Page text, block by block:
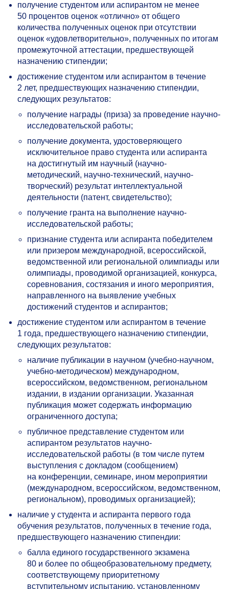
получение студентом или аспирантом не менее
50 процентов оценок «отлично» от общего
количества полученных оценок при отсутствии
оценок «удовлетворительно», полученных по итогам
промежуточной аттестации, предшествующей
назначению стипендии;
достижение студентом или аспирантом в течение
2 лет, предшествующих назначению стипендии,
следующих результатов:
получение награды (приза) за проведение научно-
исследовательской работы;
получение документа, удостоверяющего
исключительное право студента или аспиранта
на достигнутый им научный (научно-
методический, научно-технический, научно-
творческий) результат интеллектуальной
деятельности (патент, свидетельство);
получение гранта на выполнение научно-
исследовательской работы;
признание студента или аспиранта победителем
или призером международной, всероссийской,
ведомственной или региональной олимпиады или
олимпиады, проводимой организацией, конкурса,
соревнования, состязания и иного мероприятия,
направленного на выявление учебных
достижений студентов и аспирантов;
достижение студентом или аспирантом в течение
1 года, предшествующего назначению стипендии,
следующих результатов:
наличие публикации в научном (учебно-научном,
учебно-методическом) международном,
всероссийском, ведомственном, региональном
издании, в издании организации. Указанная
публикация может содержать информацию
ограниченного доступа;
публичное представление студентом или
аспирантом результатов научно-
исследовательской работы (в том числе путем
выступления с докладом (сообщением)
на конференции, семинаре, ином мероприятии
(международном, всероссийском, ведомственном,
региональном), проводимых организацией);
наличие у студента и аспиранта первого года
обучения результатов, полученных в течение года,
предшествующего назначению стипендии:
балла единого государственного экзамена
80 и более по общеобразовательному предмету,
соответствующему приоритетному
вступительному испытанию, установленному